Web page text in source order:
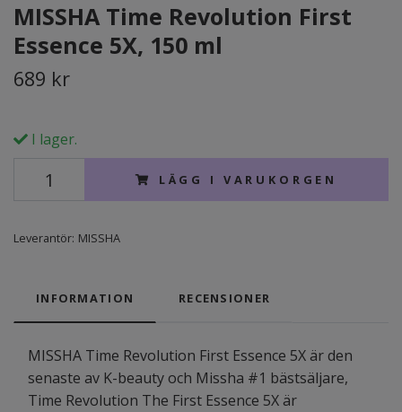
MISSHA Time Revolution First
Essence 5X, 150 ml
689 kr
I lager.
LÄGG I VARUKORGEN
Leverantör: MISSHA
INFORMATION RECENSIONER
MISSHA Time Revolution First Essence 5X är den
senaste av K-beauty och Missha #1 bästsäljare,
Time Revolution The First Essence 5X är